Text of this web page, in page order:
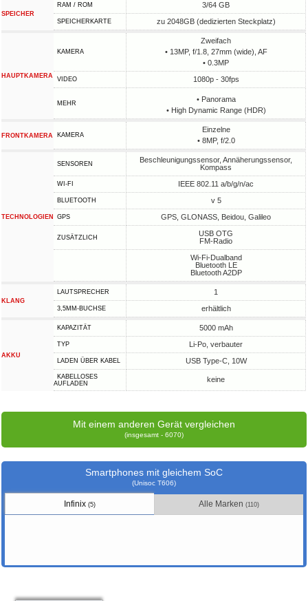
SPEICHER
RAM / ROM 3/64 GB
SPEICHERKARTE zu 2048GB (dedizierten Steckplatz)
HAUPTKAMERA
KAMERA
Zweifach
• 13MP, f/1.8, 27mm (wide), AF
• 0.3MP
VIDEO 1080p - 30fps
MEHR
• Panorama
• High Dynamic Range (HDR)
FRONTKAMERA KAMERA
Einzelne
• 8MP, f/2.0
TECHNOLOGIEN
SENSOREN
Beschleunigungssensor, Annäherungssensor,
Kompass
WI-FI IEEE 802.11 a/b/g/n/ac
BLUETOOTH v 5
GPS GPS, GLONASS, Beidou, Galileo
ZUSÄTZLICH
USB OTG
FM-Radio
Wi-Fi-Dualband
Bluetooth LE
Bluetooth A2DP
KLANG
LAUTSPRECHER 1
3,5MM-BUCHSE erhältlich
AKKU
KAPAZITÄT 5000 mAh
TYP Li-Po, verbauter
LADEN ÜBER KABEL USB Type-C, 10W
KABELLOSES
AUFLADEN
keine
Mit einem anderen Gerät vergleichen
(insgesamt - 6070)
Smartphones mit gleichem SoC
(Unisoc T606)
Infinix (5) Alle Marken (110)